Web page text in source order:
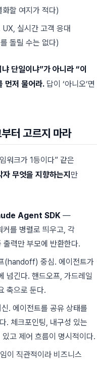
할 여지가 적다)
실시간 고객 응대
돌릴 수는 없다)
단일이냐”가 아니라 “이
먼저 물어라. 답이 ‘아니오’면
터 고르지 마라
워크가 1등이다” 같은
자 무엇을 지향하는지 만
Agent SDK—
를 병렬로 띄우고, 각
출력만 부모에 반환한다.
중심. 에이전트가
넘긴다. 핸드오프, 가드레일
축으로 둔다.
. 에이전트를 공유 상태를
. 체크포인팅, 내구성 있는
고 제어 흐름이 명시적이다.
이 직관적이라 비즈니스